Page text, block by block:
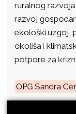
ruralnog
razvoj
ekološki uzgoj,
okoliša i
potpore za
OPG Sandra